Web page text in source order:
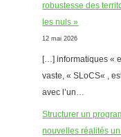
robustesse des
les nuls »
12 mai 2026
[…] informatiques «
vaste, « SLoCS« ,
avec l’un…
Structurer un
nouvelles réalités